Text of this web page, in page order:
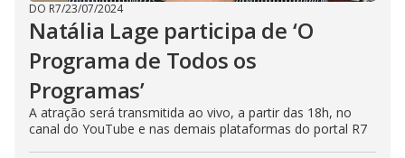
DO R7/23/07/2024
Natália Lage participa de ‘O
Programa de Todos os
Programas’
A atração será transmitida ao vivo, a partir das 18h, no
canal do YouTube e nas demais plataformas do portal R7